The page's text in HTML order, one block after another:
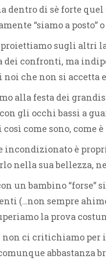
dentro di sè forte
“siamo a posto”
proiettiamo sugli altri
dei confronti, ma
noi che non si accetta
alla festa dei
gli occhi bassi a
come sono, come
incondizionato è
nella sua bellezza,
un bambino
(…non sempre
la prova
ci critichiamo per